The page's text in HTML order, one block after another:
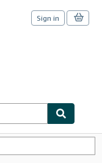
Sign in